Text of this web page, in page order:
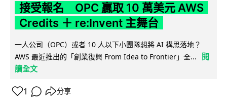
接受報名 OPC 贏取 10 萬美元 AWS
Credits ＋ re:Invent 主舞台
一人公司（OPC）或者 10 人以下小團隊想將 AI 構思落地？
AWS 最近推出的「創業復興 From Idea to Frontier」全...
閱
讀全文
1 分享